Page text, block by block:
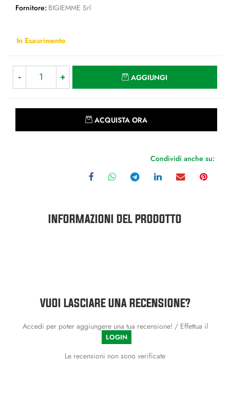
Fornitore: BIGIEMME Srl
In Esaurimento
AGGIUNGI
ACQUISTA ORA
Condividi anche su:
INFORMAZIONI DEL PRODOTTO
VUOI LASCIARE UNA RECENSIONE?
Accedi per poter aggiungere una tua recensione! / Effettua il
LOGIN
Le recensioni non sono verificate